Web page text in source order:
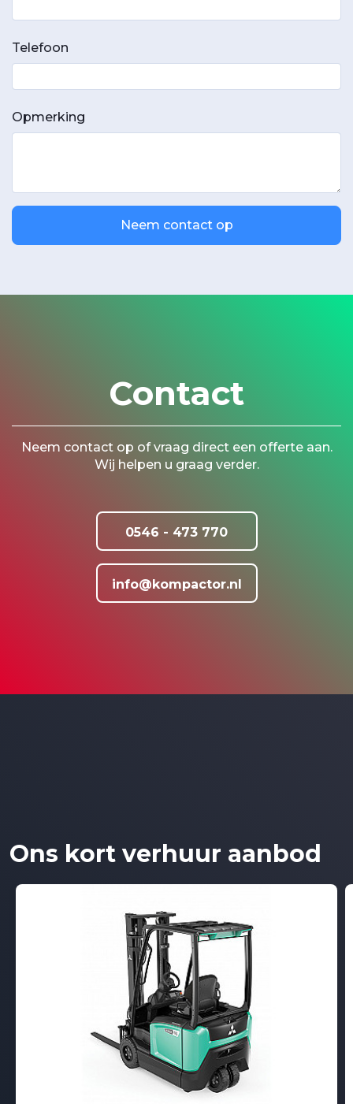
Telefoon
Opmerking
Neem contact op
Contact
Neem contact op of vraag direct een offerte aan.
Wij helpen u graag verder.
0546 - 473 770
info@kompactor.nl
Ons kort verhuur aanbod